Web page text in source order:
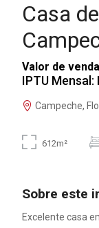
Casa
Valor de
IPTU Mensal:
Campeche,
612m²
Sobre este
Excelente casa